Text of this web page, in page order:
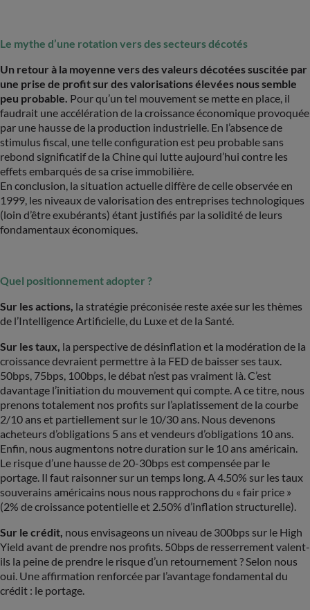
Le mythe d’une rotation vers des secteurs décotés
Un retour à la moyenne vers des valeurs décotées suscitée par
une prise de profit sur des valorisations élevées nous semble
peu probable. Pour qu’un tel mouvement se mette en place, il
faudrait une accélération de la croissance économique provoquée
par une hausse de la production industrielle. En l’absence de
stimulus fiscal, une telle configuration est peu probable sans
rebond significatif de la Chine qui lutte aujourd’hui contre les
effets embarqués de sa crise immobilière.
En conclusion, la situation actuelle diffère de celle observée en
1999, les niveaux de valorisation des entreprises technologiques
(loin d’être exubérants) étant justifiés par la solidité de leurs
fondamentaux économiques.
Quel positionnement adopter ?
Sur les actions, la stratégie préconisée reste axée sur les thèmes
de l’Intelligence Artificielle, du Luxe et de la Santé.
Sur les taux, la perspective de désinflation et la modération de la
croissance devraient permettre à la FED de baisser ses taux.
50bps, 75bps, 100bps, le débat n’est pas vraiment là. C’est
davantage l’initiation du mouvement qui compte. A ce titre, nous
prenons totalement nos profits sur l’aplatissement de la courbe
2/10 ans et partiellement sur le 10/30 ans. Nous devenons
acheteurs d’obligations 5 ans et vendeurs d’obligations 10 ans.
Enfin, nous augmentons notre duration sur le 10 ans américain.
Le risque d’une hausse de 20-30bps est compensée par le
portage. Il faut raisonner sur un temps long. A 4.50% sur les taux
souverains américains nous nous rapprochons du « fair price »
(2% de croissance potentielle et 2.50% d’inflation structurelle).
Sur le crédit, nous envisageons un niveau de 300bps sur le High
Yield avant de prendre nos profits. 50bps de resserrement valent-
ils la peine de prendre le risque d’un retournement ? Selon nous
oui. Une affirmation renforcée par l’avantage fondamental du
crédit : le portage.